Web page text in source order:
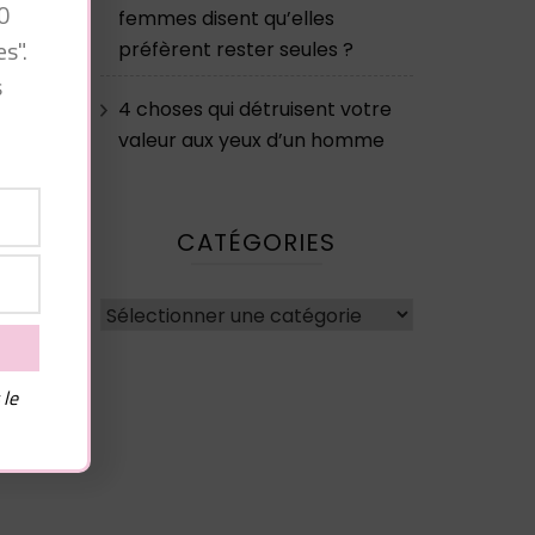
femmes disent qu’elles
préfèrent rester seules ?
4 choses qui détruisent votre
valeur aux yeux d’un homme
CATÉGORIES
Catégories